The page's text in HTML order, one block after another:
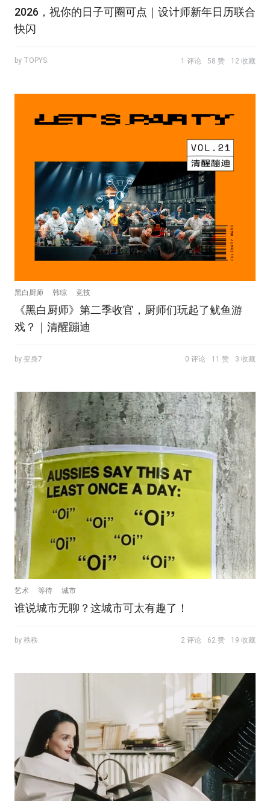
2026，祝你的日子可圈可点｜设计师新年日历联合
快闪
by TOPYS. 1 评论 58 赞 12 收藏
黑白厨师 韩综 竞技
《黑白厨师》第二季收官，厨师们玩起了鱿鱼游
戏？｜清醒蹦迪
by 变身7 0 评论 11 赞 3 收藏
艺术 等待 城市
谁说城市无聊？这城市可太有趣了！
by 秩秩 2 评论 62 赞 19 收藏